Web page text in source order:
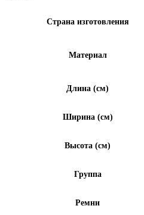
Страна изготовления
Материал
Длина (см)
Ширина (см)
Высота (см)
Группа
Ремни